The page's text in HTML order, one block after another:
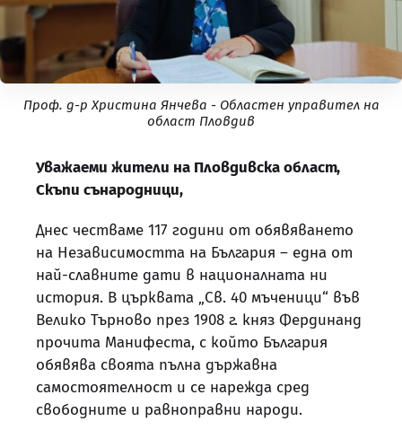
Проф. д-р Христина Янчева - Oбластен управител на
област Пловдив
Уважаеми жители на Пловдивска област,
Скъпи сънародници,
Днес честваме 117 години от обявяването
на Независимостта на България – една от
най-славните дати в националната ни
история. В църквата „Св. 40 мъченици“ във
Велико Търново през 1908 г. княз Фердинанд
прочита Манифеста, с който България
обявява своята пълна държавна
самостоятелност и се нарежда сред
свободните и равноправни народи.